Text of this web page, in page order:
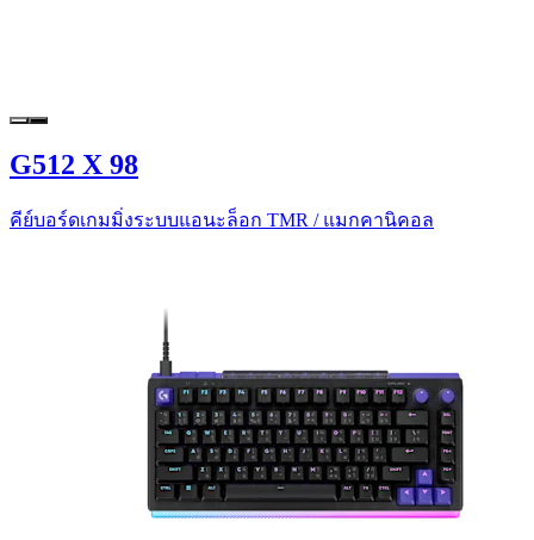
G512 X 98
คีย์บอร์ดเกมมิ่งระบบแอนะล็อก TMR / แมกคานิคอล